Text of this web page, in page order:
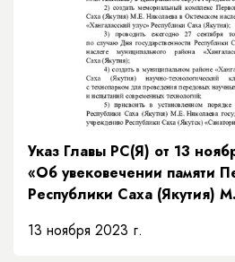
Указ Главы РС(Я) от 13
«Об увековечении памяти
Республики Саха (Якутия)
13 ноября 2023 г.